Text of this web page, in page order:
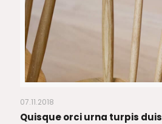
07.11.2018
Quisque orci urna turpis duis